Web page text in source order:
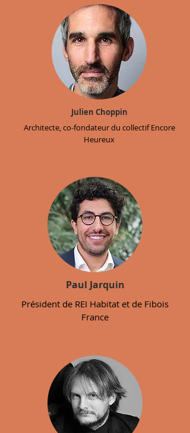
Julien Choppin
Architecte, co-fondateur du collectif Encore
Heureux
Paul Jarquin
Président de REI Habitat et de Fibois
France